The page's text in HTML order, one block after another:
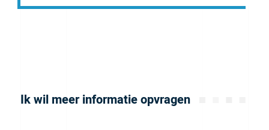
Ik wil meer informatie opvragen